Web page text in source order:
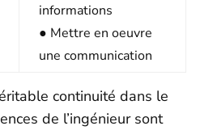
informations
● Mettre en oeuvre
une communication
continuité dans le
de l’ingénieur sont